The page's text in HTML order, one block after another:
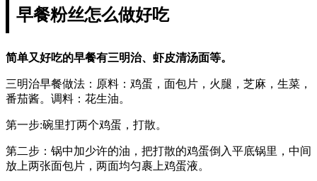
早餐粉丝怎么做好吃
简单又好吃的早餐有三明治、虾皮清汤面等。
三明治早餐做法：原料：鸡蛋，面包片，火腿，芝麻，生菜，
番茄酱。调料：花生油。
第一步:碗里打两个鸡蛋，打散。
第二步：锅中加少许的油，把打散的鸡蛋倒入平底锅里，中间
放上两张面包片，两面均匀裹上鸡蛋液。